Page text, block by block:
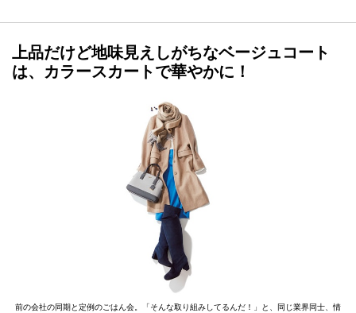
上品だけど地味見えしがちなベージュコート
は、カラースカートで華やかに！
前の会社の同期と定例のごはん会。「そんな取り組みしてるんだ！」と、同じ業界同士、情